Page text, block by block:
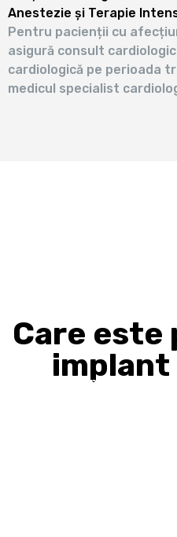
Anestezie și Terapie
Pentru pacienții cu
asigură consult
cardiologică pe perioada
medicul specialist
Care este
Costurile per implant